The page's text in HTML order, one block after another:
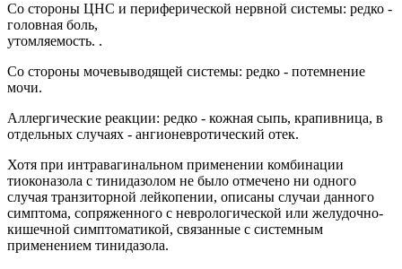
Со стороны ЦНС и периферической нервной системы: редко -
головная боль,
утомляемость. .
Со стороны мочевыводящей системы: редко - потемнение
мочи.
Аллергические реакции: редко - кожная сыпь, крапивница, в
отдельных случаях - ангионевротический отек.
Хотя при интравагинальном применении комбинации
тиоконазола с тинидазолом не было отмечено ни одного
случая транзиторной лейкопении, описаны случаи данного
симптома, сопряженного с неврологической или желудочно-
кишечной симптоматикой, связанные с системным
применением тинидазола.